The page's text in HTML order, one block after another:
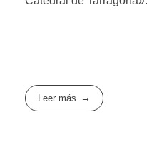
Leer más